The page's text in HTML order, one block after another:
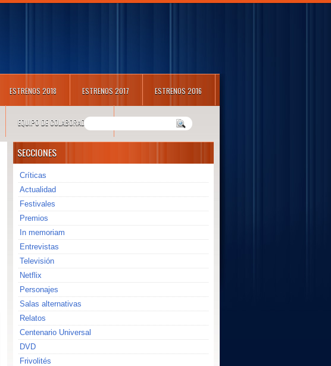
ESTRENOS 2018 ESTRENOS 2017 ESTRENOS 2016
EQUIPO DE COLABORADORES
SECCIONES
Críticas
Actualidad
Festivales
Premios
In memoriam
Entrevistas
Televisión
Netflix
Personajes
Salas alternativas
Relatos
Centenario Universal
DVD
Frivolités